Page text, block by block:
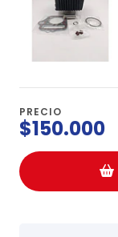
PRECIO
$150.000